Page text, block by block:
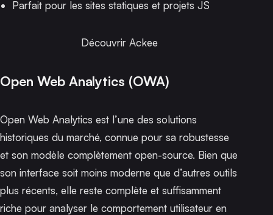
Parfait pour les sites statiques et projets JS
Découvrir Ackee
Open Web Analytics (OWA)
Open Web Analytics est l’une des solutions
historiques du marché, connue pour sa robustesse
et son modèle complètement open-source. Bien que
son interface soit moins moderne que d’autres outils
plus récents, elle reste complète et suffisamment
riche pour analyser le comportement utilisateur en